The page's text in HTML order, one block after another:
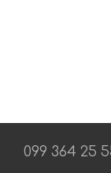
099 364 25